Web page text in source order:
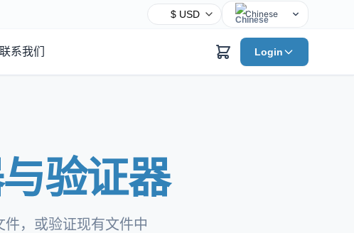
Chinese
English
Hindi
联系我们 Login
验证器
，或验证现有文件中